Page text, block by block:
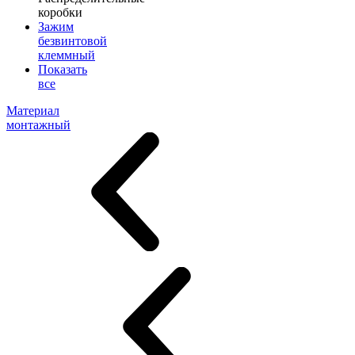
коробки
Зажим
безвинтовой
клеммный
Показать
все
Материал
монтажный